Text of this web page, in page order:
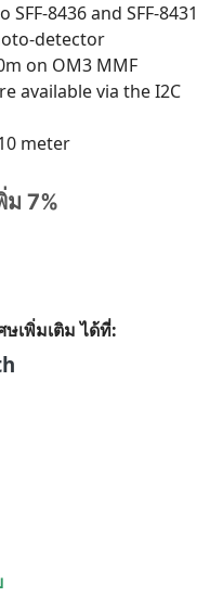
8436 and SFF-8431
detector
on OM3 MMF
available via the I2C
meter
ม 7%
เพิ่มเติม ได้ที่: